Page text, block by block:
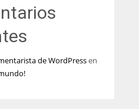
de WordPressen